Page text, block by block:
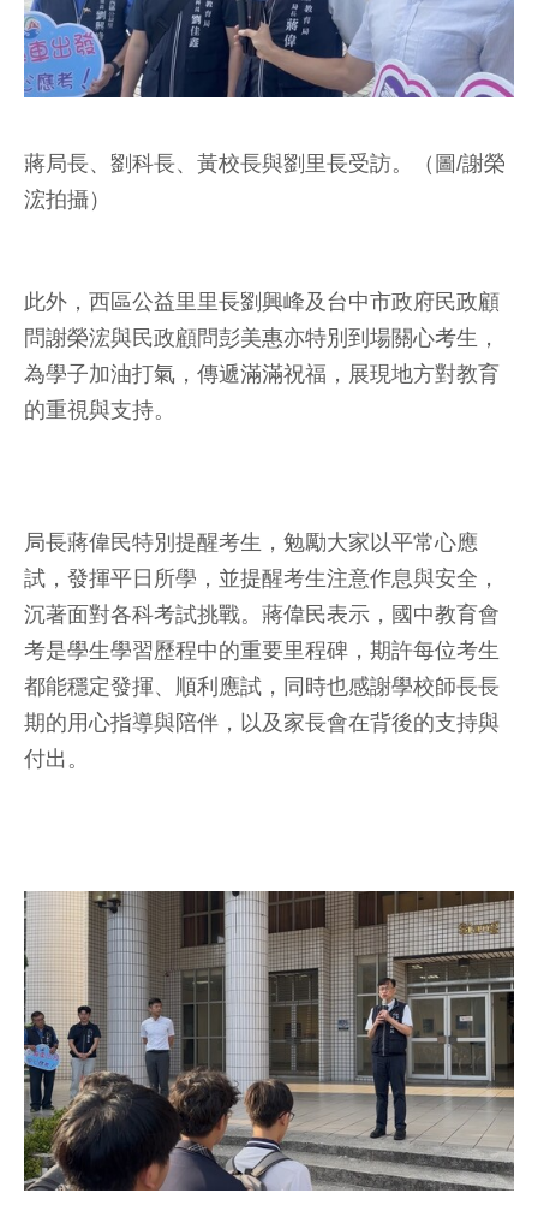
蔣局長、劉科長、黃校長與劉里長受訪。（圖/謝榮
浤拍攝）
此外，西區公益里里長劉興峰及台中市政府民政顧
問謝榮浤與民政顧問彭美惠亦特別到場關心考生，
為學子加油打氣，傳遞滿滿祝福，展現地方對教育
的重視與支持。
局長蔣偉民特別提醒考生，勉勵大家以平常心應
試，發揮平日所學，並提醒考生注意作息與安全，
沉著面對各科考試挑戰。蔣偉民表示，國中教育會
考是學生學習歷程中的重要里程碑，期許每位考生
都能穩定發揮、順利應試，同時也感謝學校師長長
期的用心指導與陪伴，以及家長會在背後的支持與
付出。